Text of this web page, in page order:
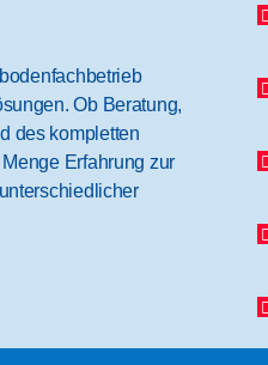
Ob Beratung,
des kompletten
Erfahrung zur